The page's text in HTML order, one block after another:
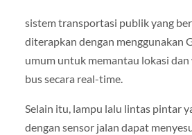
sistem transportasi publik yang
diterapkan dengan menggunakan
umum untuk memantau lokasi
bus secara real-time.
Selain itu, lampu lalu lintas pintar
dengan sensor jalan dapat